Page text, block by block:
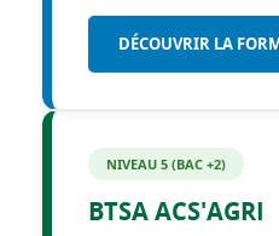
DÉCOUVRIR LA
NIVEAU 5 (BAC +2)
BTSA ACS'AGRI